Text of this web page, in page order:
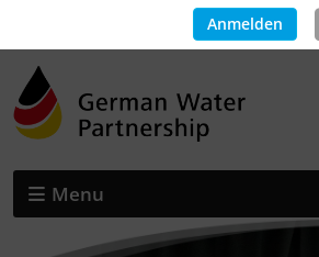
Anmelden
Menu